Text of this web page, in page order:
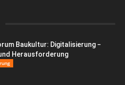
Baukultur: Digitalisierung −
Herausforderung